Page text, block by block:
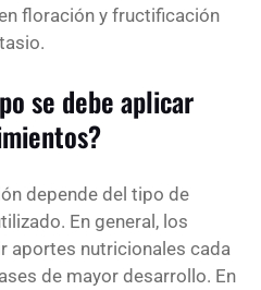
floración y fructificación
se debe aplicar
depende del tipo de
En general, los
aportes nutricionales cada
de mayor desarrollo. En